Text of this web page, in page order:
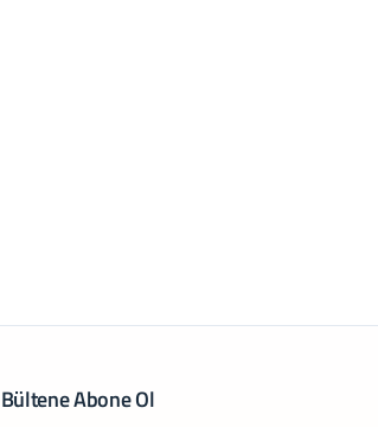
Bültene Abone Ol